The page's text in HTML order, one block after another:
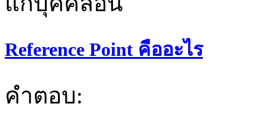
Reference Point คืออะไร
คำตอบ: